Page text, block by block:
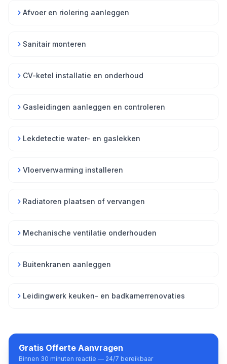
Afvoer en riolering aanleggen
Sanitair monteren
CV-ketel installatie en onderhoud
Gasleidingen aanleggen en controleren
Lekdetectie water- en gaslekken
Vloerverwarming installeren
Radiatoren plaatsen of vervangen
Mechanische ventilatie onderhouden
Buitenkranen aanleggen
Leidingwerk keuken- en badkamerrenovaties
Gratis Offerte Aanvragen
Binnen 30 minuten reactie — 24/7 bereikbaar